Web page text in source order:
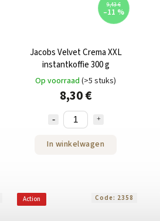
9,43 €
–11 %
Jacobs Velvet Crema XXL
instantkoffie 300 g
Op voorraad (>5 stuks)
8,30 €
In winkelwagen
Action Code: 2358